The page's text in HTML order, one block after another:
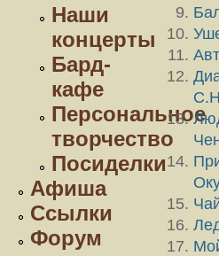
Наши
концерты
Бард-
кафе
Персональное
творчество
Посиделки
Афиша
Ссылки
Форум